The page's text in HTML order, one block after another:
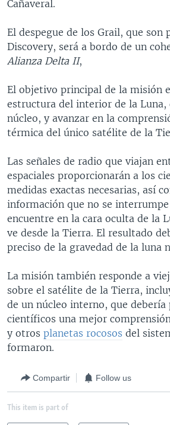
Cañaveral.
El despegue de los Grail, que son
Discovery, será a bordo de un
Alianza Delta II,
El objetivo principal de la misión
estructura del interior de la Luna,
núcleo, y avanzar en la
térmica del único satélite de la
Las señales de radio que viajan
espaciales proporcionarán a los
medidas exactas necesarias, así
información que no se interrumpe
encuentre en la cara oculta de la
ve desde la Tierra. El resultado
preciso de la gravedad de la luna
La misión también responde a
sobre el satélite de la Tierra,
de un núcleo interno, que
científicos una mejor
y otros planetas rocosos del
formaron.
Compartir Follow us
This item is part of